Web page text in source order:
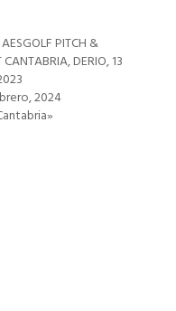
PITCH &
CANTABRIA, DERIO, 13
2024